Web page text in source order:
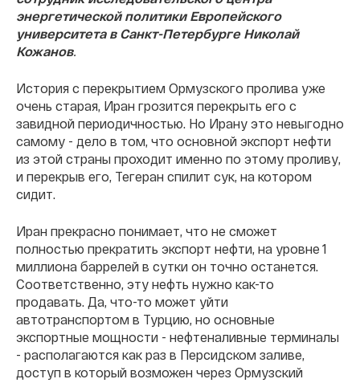
энергетической политики Европейского
университета в Санкт-Петербурге Николай
Кожанов.
История с перекрытием Ормузского пролива уже
очень старая, Иран грозится перекрыть его с
завидной периодичностью. Но Ирану это невыгодно
самому - дело в том, что основной экспорт нефти
из этой страны проходит именно по этому проливу,
и перекрыв его, Тегеран спилит сук, на котором
сидит.
Иран прекрасно понимает, что не сможет
полностью прекратить экспорт нефти, на уровне 1
миллиона баррелей в сутки он точно останется.
Соответственно, эту нефть нужно как-то
продавать. Да, что-то может уйти
автотранспортом в Турцию, но основные
экспортные мощности - нефтеналивные терминалы
- располагаются как раз в Персидском заливе,
доступ в который возможен через Ормузский